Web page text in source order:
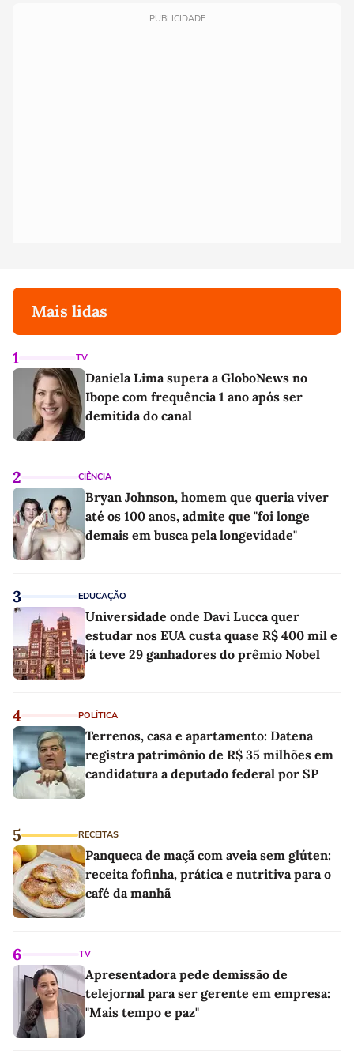
PUBLICIDADE
Mais lidas
1 TV
Daniela Lima supera a GloboNews no
Ibope com frequência 1 ano após ser
demitida do canal
2 CIÊNCIA
Bryan Johnson, homem que queria viver
até os 100 anos, admite que "foi longe
demais em busca pela longevidade"
3 EDUCAÇÃO
Universidade onde Davi Lucca quer
estudar nos EUA custa quase R$ 400 mil e
já teve 29 ganhadores do prêmio Nobel
4 POLÍTICA
Terrenos, casa e apartamento: Datena
registra patrimônio de R$ 35 milhões em
candidatura a deputado federal por SP
5 RECEITAS
Panqueca de maçã com aveia sem glúten:
receita fofinha, prática e nutritiva para o
café da manhã
6 TV
Apresentadora pede demissão de
telejornal para ser gerente em empresa:
"Mais tempo e paz"